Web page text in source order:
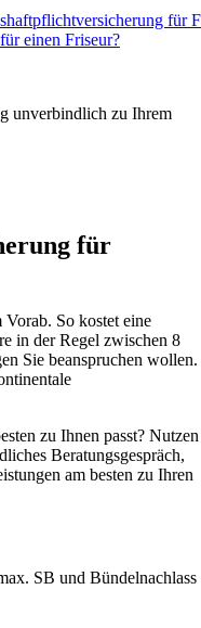
für
einen Friseur?
unverbindlich zu Ihrem
für
So kostet eine
in der Regel zwischen 8
Sie beanspruchen wollen.
zu Ihnen passt? Nutzen
Beratungsgespräch,
am besten zu Ihren
SB und Bündelnachlass